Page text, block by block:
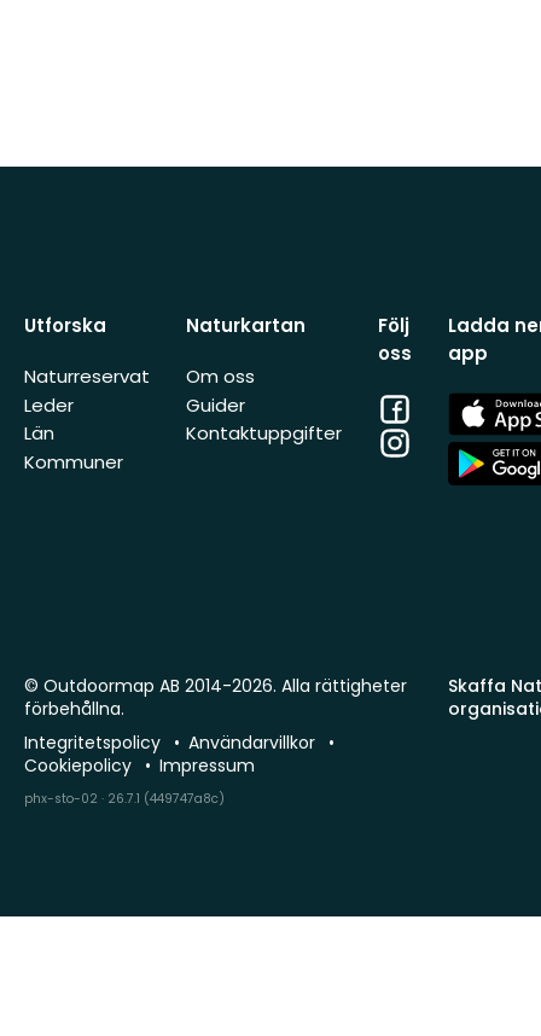
Utforska
Naturreservat
Leder
Län
Kommuner
Naturkartan
Om oss
Guider
Kontaktuppgifter
Följ
oss
Facebook
Instagram
Ladda
app
App
Store
App
Store
Skaffa
© Outdoormap AB 2014-2026. Alla rättigheter
förbehållna.
Integritetspolicy
Användarvillkor
Cookiepolicy
Impressum
phx-sto-02 · 26.7.1 (449747a8c)